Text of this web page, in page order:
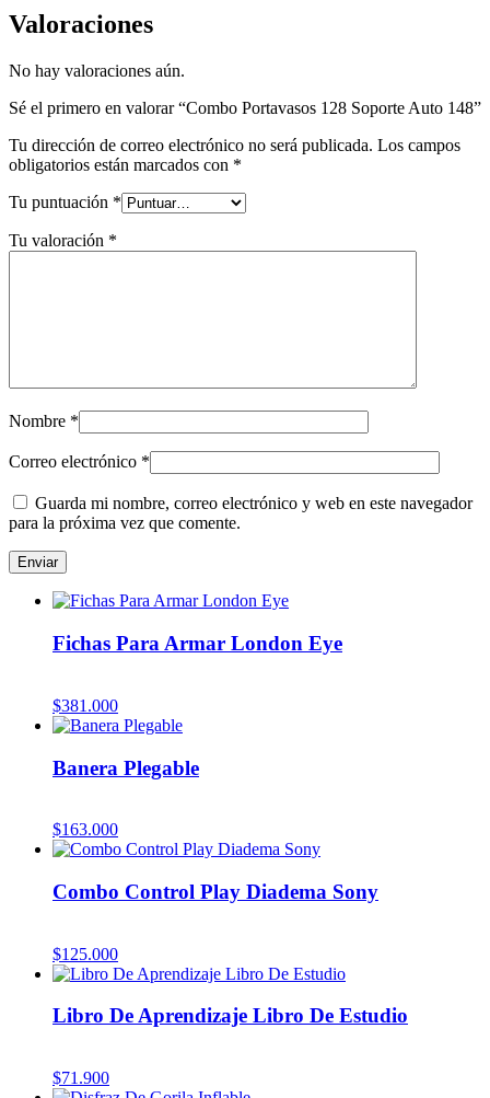
Valoraciones
No hay valoraciones aún.
Sé el primero en valorar “Combo Portavasos 128 Soporte Auto 148”
Tu dirección de correo electrónico no será publicada. Los campos
obligatorios están marcados con *
Tu puntuación *
Tu valoración *
Nombre *
Correo electrónico *
Guarda mi nombre, correo electrónico y web en este navegador
para la próxima vez que comente.
Fichas Para Armar London Eye
$381.000
Banera Plegable
$163.000
Combo Control Play Diadema Sony
$125.000
Libro De Aprendizaje Libro De Estudio
$71.900